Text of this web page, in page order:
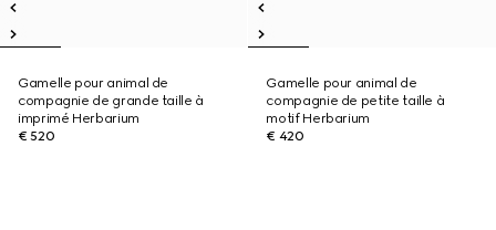
Gamelle pour animal de
compagnie de grande taille à
imprimé Herbarium
€ 520
Gamelle pour animal de
compagnie de petite taille à
motif Herbarium
€ 420